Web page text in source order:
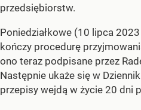
przedsiębiorstw.
Poniedziałkowe (10 lipca
kończy procedurę
ono teraz podpisane przez
Następnie ukaże się w
przepisy wejdą w życie 20 dni